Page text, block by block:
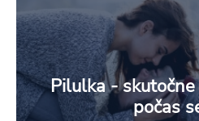
Pilulka -
počas